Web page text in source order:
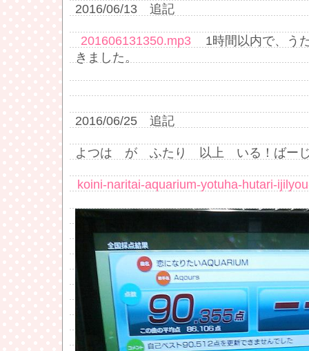
2016/06/13 追記
201606131350.mp3
1時間以内で、う
きました。
2016/06/25 追記
よつは が ふたり 以上 いる！ばーじ
koini-naritai-aquarium-yotuha-hutari-